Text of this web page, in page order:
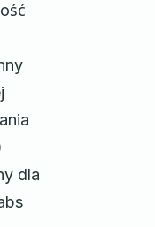
dla